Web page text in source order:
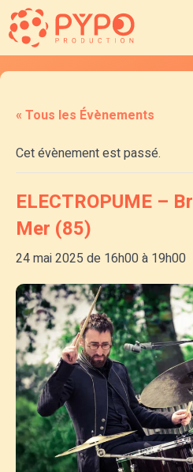
Aller
au
contenu
« Tous les Évènements
Cet évènement est passé.
ELECTROPUME –
Mer (85)
24 mai 2025 de 16h00à 19h00